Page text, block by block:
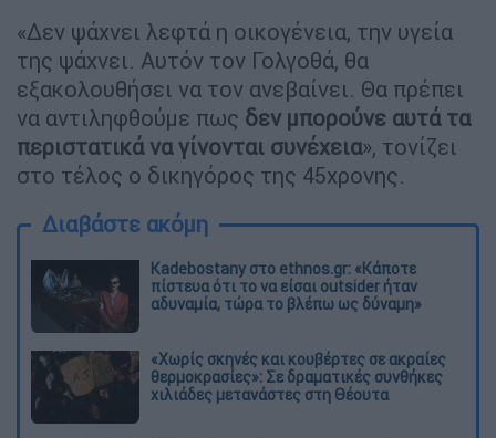
«Δεν ψάχνει λεφτά η οικογένεια, την υγεία
της ψάχνει. Αυτόν τον Γολγοθά, θα
εξακολουθήσει να τον ανεβαίνει. Θα πρέπει
να αντιληφθούμε πως δεν μπορούνε αυτά τα
περιστατικά να γίνονται συνέχεια», τονίζει
στο τέλος ο δικηγόρος της 45χρονης.
Διαβάστε ακόμη
Kadebostany στο ethnos.gr: «Κάποτε
πίστευα ότι το να είσαι outsider ήταν
αδυναμία, τώρα το βλέπω ως δύναμη»
«Χωρίς σκηνές και κουβέρτες σε ακραίες
θερμοκρασίες»: Σε δραματικές συνθήκες
χιλιάδες μετανάστες στη Θέουτα